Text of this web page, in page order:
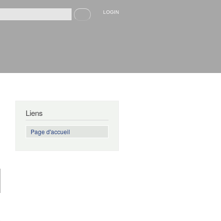
de recherche
Recherche LOGIN
Liens
Page d'accueil